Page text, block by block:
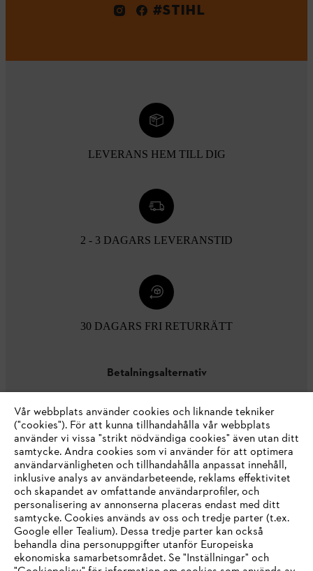
#STIHL
LEVERANS HEM TILL DIG
2 - 3 DAGARS LEVERANSTID
30 DAGARS FRI RETURRÄTT
Betalningsalternativ
Företaget
STIHL FAQ
Vår webbplats använder cookies och liknande tekniker
("cookies"). För att kunna tillhandahålla vår webbplats
använder vi vissa "strikt nödvändiga cookies" även utan ditt
samtycke. Andra cookies som vi använder för att optimera
användarvänligheten och tillhandahålla anpassat innehåll,
inklusive analys av användarbeteende, reklams effektivitet
och skapandet av omfattande användarprofiler, och
personalisering av annonserna placeras endast med ditt
samtycke. Cookies används av oss och tredje parter (t.ex.
Google eller Tealium). Dessa tredje parter kan också
behandla dina personuppgifter utanför Europeiska
ekonomiska samarbetsområdet. Se "Inställningar" och